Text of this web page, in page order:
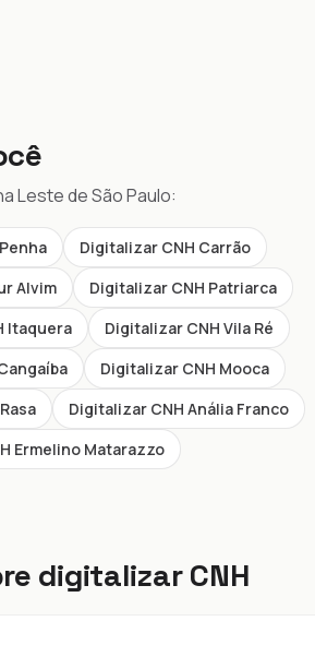
Leste de São Paulo:
Digitalizar CNH Carrão
Alvim
Digitalizar CNH Patriarca
Itaquera
Digitalizar CNH Vila Ré
Digitalizar CNH Mooca
Digitalizar CNH Anália Franco
Ermelino Matarazzo
digitalizar CNH